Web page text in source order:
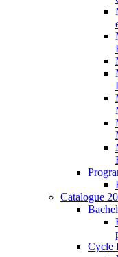
Catalogue
Cycle